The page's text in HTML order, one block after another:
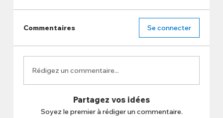
Commentaires Se connecter
Rédigez un commentaire...
Partagez vos idées
Soyez le premier à rédiger un commentaire.